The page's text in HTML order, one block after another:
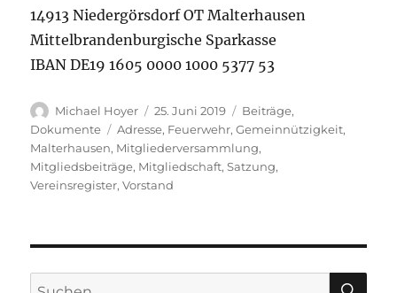
14913 Niedergörsdorf OT Malterhausen
Mittelbrandenburgische Sparkasse
IBAN DE19 1605 0000 1000 5377 53
Autor
Michael Hoyer
Veröffentlicht
am
25. Juni 2019 Kategorien
Beiträge,
Dokumente
Schlagwörter
Adresse, Feuerwehr,Gemeinnützigkeit,
Malterhausen, Mitgliederversammlung,
Mitgliedsbeiträge, Mitgliedschaft,Satzung,
Vereinsregister,Vorstand
Suchen